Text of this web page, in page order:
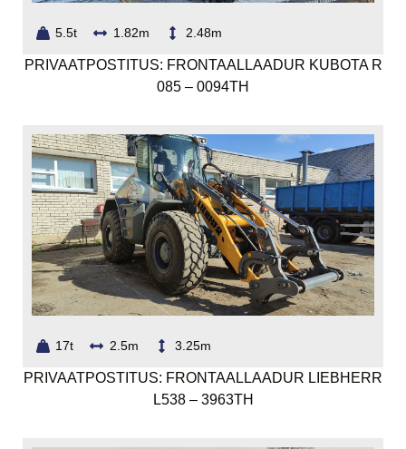
5.5t 1.82m 2.48m
PRIVAATPOSTITUS: FRONTAALLAADUR KUBOTA R
085 – 0094TH
17t 2.5m 3.25m
PRIVAATPOSTITUS: FRONTAALLAADUR LIEBHERR
L538 – 3963TH